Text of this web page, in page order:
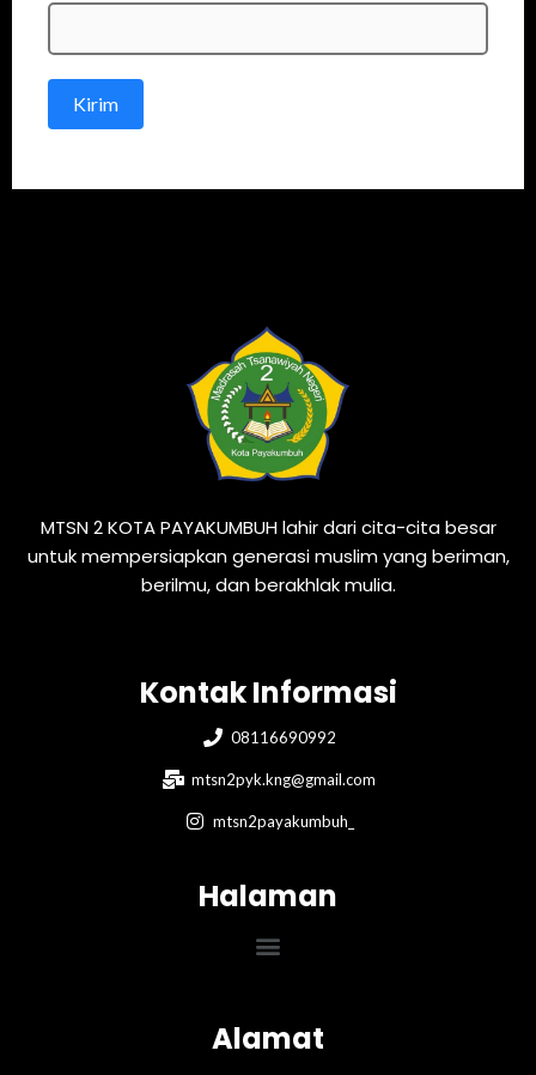
Kirim
MTSN 2 KOTA PAYAKUMBUH lahir dari cita-cita besar
untuk mempersiapkan generasi muslim yang beriman,
berilmu, dan berakhlak mulia.
Kontak Informasi
08116690992
mtsn2pyk.kng@gmail.com
mtsn2payakumbuh_
Halaman
Menu
Alamat